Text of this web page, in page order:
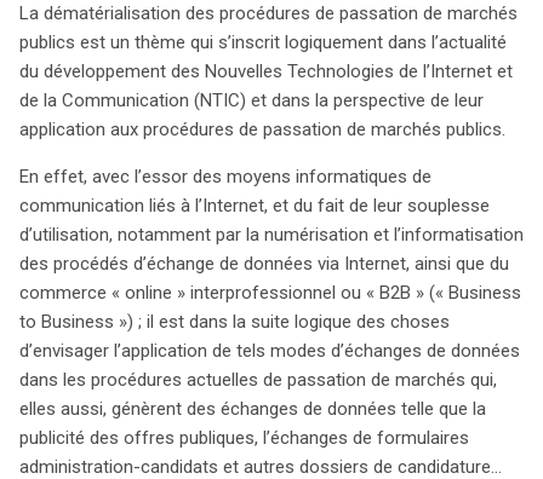
Communication (NTIC). Ce dossier met en lumière les
enjeux et les opportunités de cette transformation
numérique, désormais encouragée par le nouveau code
français des marchés publics. L’article 56 de ce code
ouvre la voie à une passation dématérialisée, bien que
les modalités restent à définir. Concrètement, cette
dématérialisation implique la création d’un
environnement numérique pour les échanges entre
administrations et fournisseurs, intégrant des aspects
techniques tels que la mise en place d’un réseau
sécurisé, la numérisation des formulaires et l’élaboration
de plateformes d’offres publiques. Parallèlement, des
questions juridiques cruciales émergent, notamment
concernant la légalité des échanges numériques, la
formalisation des contrats et la sécurité des
transactions dans un cadre virtuel. Le projet de
La dématérialisation des procédures de passation de marchés
publics est un thème qui s’inscrit logiquement dans l’actualité
du développement des Nouvelles Technologies de l’Internet et
de la Communication (NTIC) et dans la perspective de leur
application aux procédures de passation de marchés publics.
En effet, avec l’essor des moyens informatiques de
communication liés à l’Internet, et du fait de leur souplesse
d’utilisation, notamment par la numérisation et l’informatisation
des procédés d’échange de données via Internet, ainsi que du
commerce « online » interprofessionnel ou « B2B » (« Business
to Business ») ; il est dans la suite logique des choses
d’envisager l’application de tels modes d’échanges de données
dans les procédures actuelles de passation de marchés qui,
elles aussi, génèrent des échanges de données telle que la
publicité des offres publiques, l’échanges de formulaires
administration-candidats et autres dossiers de candidature…